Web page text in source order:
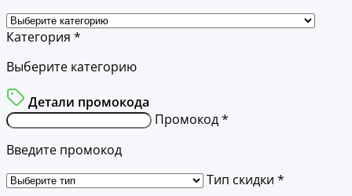
Категория *
Выберите категорию
Детали промокода
Промокод *
Введите промокод
Тип скидки *